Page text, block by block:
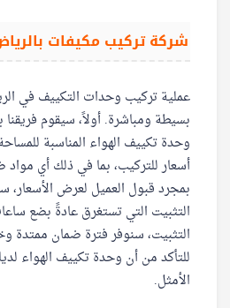
شركة تركيب مكيفات
عملية تركيب وحدات التكييف في
بسيطة ومباشرة. أولاً، سيقوم
وحدة تكييف الهواء المناسبة
أسعار للتركيب، بما في ذلك أي مواد
بمجرد قبول العميل لعرض الأسعار،
التثبيت التي تستغرق عادةً بضع
التثبيت، سنوفر فترة ضمان ممتدة
للتأكد من أن وحدة تكييف الهواء
الأمثل.